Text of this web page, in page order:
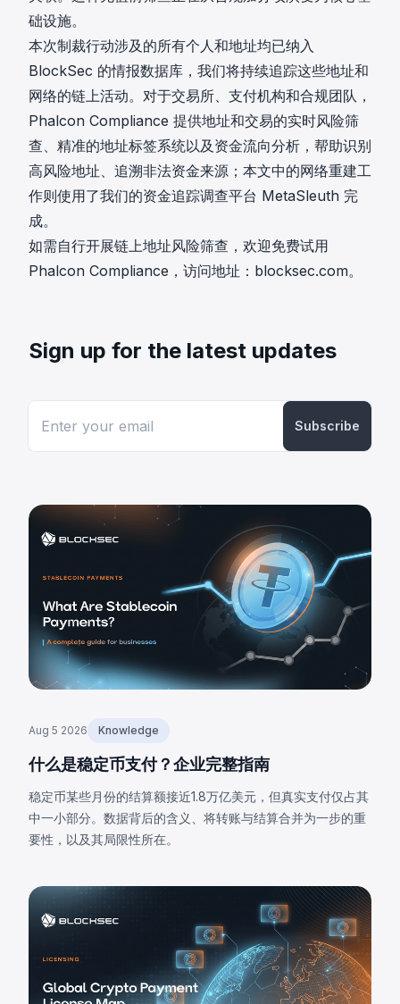
础设施。
本次制裁行动涉及的所有个人和地址均已纳入
BlockSec 的情报数据库，我们将持续追踪这些地址和
网络的链上活动。对于交易所、支付机构和合规团队，
Phalcon Compliance 提供地址和交易的实时风险筛
查、精准的地址标签系统以及资金流向分析，帮助识别
高风险地址、追溯非法资金来源；本文中的网络重建工
作则使用了我们的资金追踪调查平台 MetaSleuth 完
成。
如需自行开展链上地址风险筛查，欢迎免费试用
Phalcon Compliance，访问地址： blocksec.com。
Sign up for the latest updates
Subscribe
Aug 5 2026 Knowledge
什么是稳定币支付？企业完整指南
稳定币某些月份的结算额接近1.8万亿美元，但真实支付仅占其
中一小部分。数据背后的含义、将转账与结算合并为一步的重
要性，以及其局限性所在。